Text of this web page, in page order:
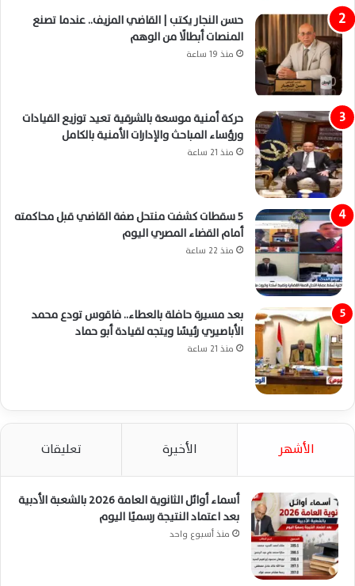
حسن النجار يكتب | القاضي المزيف.. عندما تصنع
المنصات أبطالًا من الوهم
منذ 19 ساعة
حركة أمنية موسعة بالشرقية تعيد توزيع القيادات
ورؤساء المباحث والإدارات الأمنية بالكامل
منذ 21 ساعة
5 سقطات كشفت منتحل صفة القاضي قبل محاكمته
أمام القضاء المصري اليوم
منذ 22 ساعة
بعد مسيرة حافلة بالعطاء.. فاقوس تودع محمد
الأباصيري رئيسًا ويتجه لقيادة أبو حماد
منذ 21 ساعة
الأشهر الأخيرة تعليقات
أسماء أوائل الثانوية العامة 2026 بالشعبة الأدبية
بعد اعتماد النتيجة رسميًا اليوم
منذ أسبوع واحد